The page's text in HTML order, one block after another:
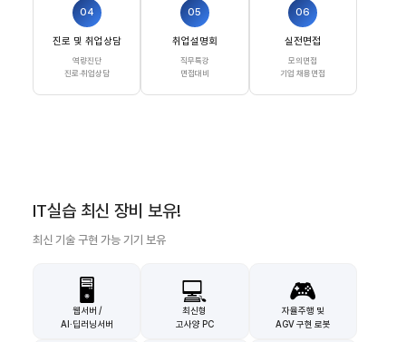
04
진로 및 취업상담
역량진단
진로·취업상담
05
취업설명회
직무특강
면접대비
06
실전면접
모의면접
기업 채용면접
IT실습 최신 장비 보유!
최신 기술 구현 가능 기기 보유
🖥️
웹서버 /
AI·딥러닝서버
💻
최신형
고사양 PC
🎮
자율주행 및
AGV 구현 로봇